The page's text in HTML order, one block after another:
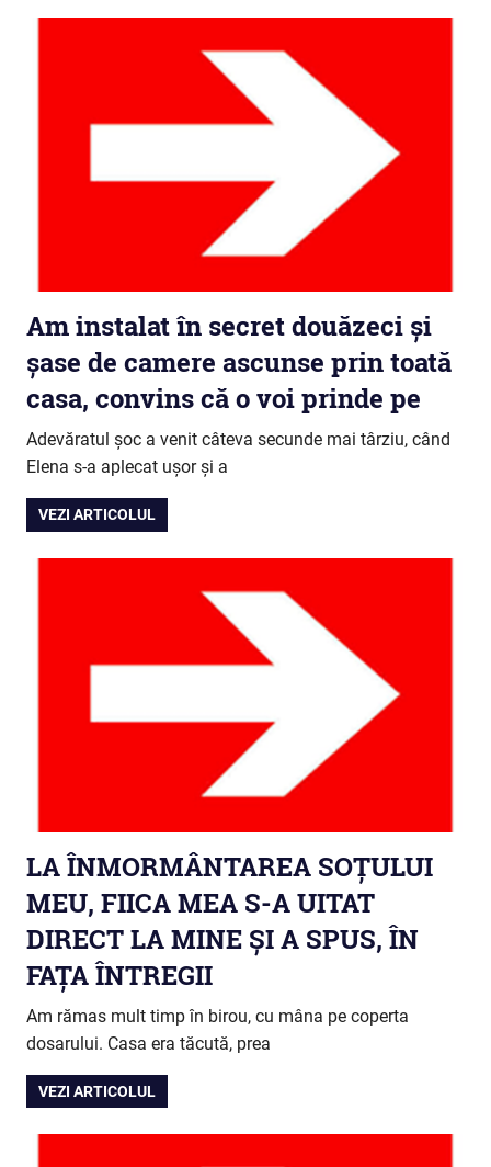
Am instalat în secret douăzeci și
șase de camere ascunse prin toată
casa, convins că o voi prinde pe
Adevăratul șoc a venit câteva secunde mai târziu, când
Elena s-a aplecat ușor și a
VEZI ARTICOLUL
LA ÎNMORMÂNTAREA SOȚULUI
MEU, FIICA MEA S-A UITAT
DIRECT LA MINE ȘI A SPUS, ÎN
FAȚA ÎNTREGII
Am rămas mult timp în birou, cu mâna pe coperta
dosarului. Casa era tăcută, prea
VEZI ARTICOLUL